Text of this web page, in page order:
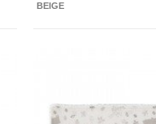
BEIGE